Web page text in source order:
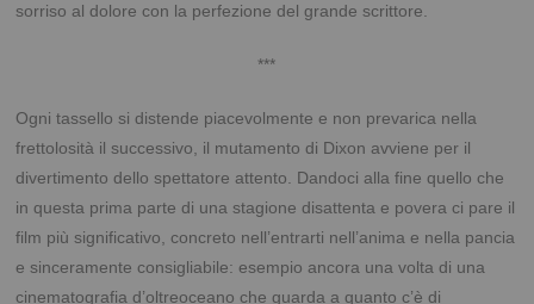
sorriso al dolore con la perfezione del grande scrittore.
***
Ogni tassello si distende piacevolmente e non prevarica nella
frettolosità il successivo, il mutamento di Dixon avviene per il
divertimento dello spettatore attento. Dandoci alla fine quello che
in questa prima parte di una stagione disattenta e povera ci pare il
film più significativo, concreto nell’entrarti nell’anima e nella pancia
e sinceramente consigliabile: esempio ancora una volta di una
cinematografia d’oltreoceano che guarda a quanto c’è di